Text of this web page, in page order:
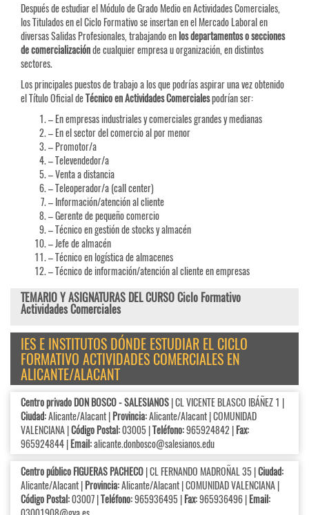
Después de estudiar el Módulo de Grado Medio en Actividades Comerciales,
los Titulados en el Ciclo Formativo se insertan en el Mercado Laboral en
diversas Salidas Profesionales, trabajando enlos departamentos o secciones
de comercializaciónde cualquier empresa u organización, en distintos
sectores.
Los principales puestos de trabajo a los que podrías aspirar una vez obtenido
el Título Oficial deTécnico en Actividades Comercialespodrían ser:
– En empresas industriales y comerciales grandes y medianas
– En el sector del comercio al por menor
– Promotor/a
– Televendedor/a
– Venta a distancia
– Teleoperador/a (call center)
– Información/atención al cliente
– Gerente de pequeño comercio
– Técnico en gestión de stocks y almacén
– Jefe de almacén
– Técnico en logística de almacenes
– Técnico de información/atención al cliente en empresas
TEMARIO Y ASIGNATURAS DEL CURSO Ciclo Formativo
Actividades Comerciales
IES E INSTITUTOS DÓNDE ESTUDIAR EL CICLO
FORMATIVO ACTIVIDADES COMERCIALES EN
ALICANTE/ALACANT
Centro privado DON BOSCO - SALESIANOS| CL VICENTE BLASCO IBÁÑEZ 1 |
Ciudad:Alicante/Alacant |Provincia:Alicante/Alacant | COMUNIDAD
VALENCIANA |Código Postal:03005 |Teléfono:965924842 |Fax:
965924844 |Email:alicante.donbosco@salesianos.edu
Centro público FIGUERAS PACHECO| CL FERNANDO MADROÑAL 35 |Ciudad:
Alicante/Alacant |Provincia:Alicante/Alacant | COMUNIDAD VALENCIANA |
Código Postal:03007 |Teléfono:965936495 |Fax:965936496 |Email: